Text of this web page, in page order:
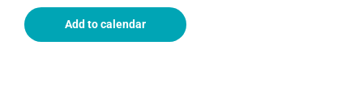
Add to calendar